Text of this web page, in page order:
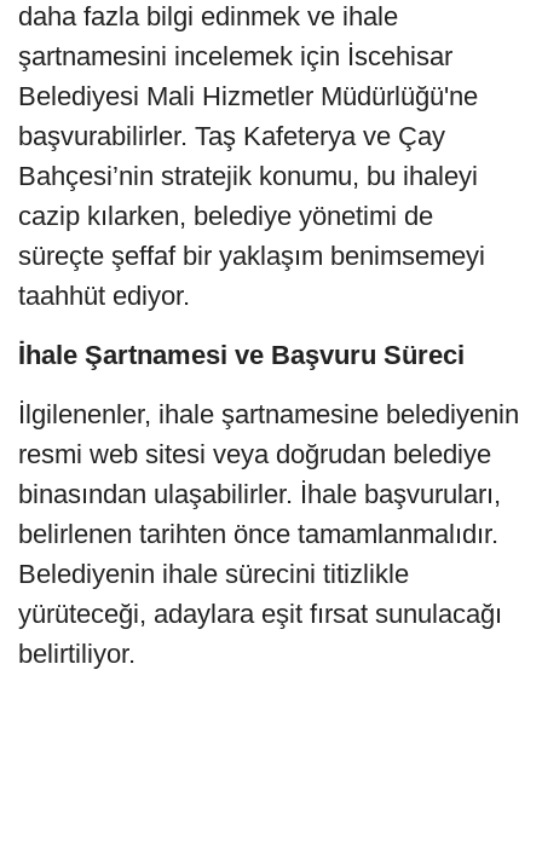
daha fazla bilgi edinmek ve ihale
şartnamesini incelemek için İscehisar
Belediyesi Mali Hizmetler Müdürlüğü'ne
başvurabilirler. Taş Kafeterya ve Çay
Bahçesi’nin stratejik konumu, bu ihaleyi
cazip kılarken, belediye yönetimi de
süreçte şeffaf bir yaklaşım benimsemeyi
taahhüt ediyor.
İhale Şartnamesi ve Başvuru Süreci
İlgilenenler, ihale şartnamesine belediyenin
resmi web sitesi veya doğrudan belediye
binasından ulaşabilirler. İhale başvuruları,
belirlenen tarihten önce tamamlanmalıdır.
Belediyenin ihale sürecini titizlikle
yürüteceği, adaylara eşit fırsat sunulacağı
belirtiliyor.